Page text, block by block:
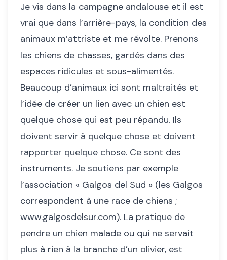
Je vis dans la campagne andalouse et il est
vrai que dans l’arrière-pays, la condition des
animaux m’attriste et me révolte. Prenons
les chiens de chasses, gardés dans des
espaces ridicules et sous-alimentés.
Beaucoup d’animaux ici sont maltraités et
l’idée de créer un lien avec un chien est
quelque chose qui est peu répandu. Ils
doivent servir à quelque chose et doivent
rapporter quelque chose. Ce sont des
instruments. Je soutiens par exemple
l’association « Galgos del Sud » (les Galgos
correspondent à une race de chiens ;
www.galgosdelsur.com). La pratique de
pendre un chien malade ou qui ne servait
plus à rien à la branche d’un olivier, est